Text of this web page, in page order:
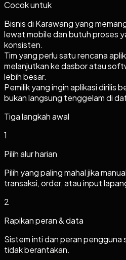
Cocok untuk
Bisnis di Karawang yang
lewat mobile dan butuh proses
konsisten.
Tim yang perlu satu rencana
melanjutkan ke dasbor atau
lebih besar.
Pemilik yang ingin aplikasi dirilis
bukan langsung tenggelam di
Tiga langkah awal
1
Pilih alur harian
Pilih yang paling mahal jika
transaksi, order, atau input
2
Rapikan peran & data
Sistem inti dan peran pengguna
tidak berantakan.